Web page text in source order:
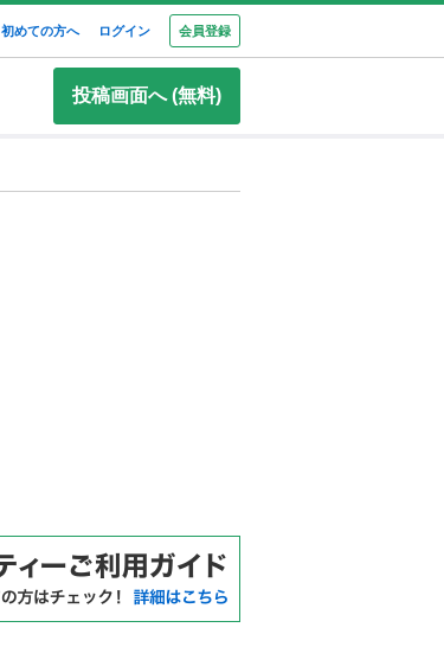
初めての方へ ログイン 会員登録
投稿画面へ (無料)